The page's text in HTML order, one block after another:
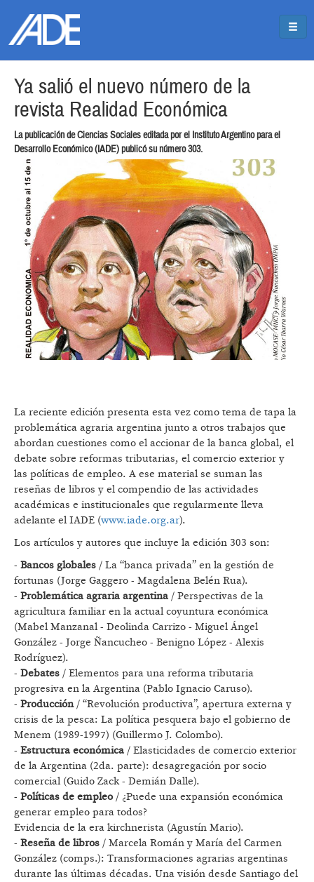
Ya salió el nuevo número de la
revista Realidad Económica
La publicación de Ciencias Sociales editada por el Instituto Argentino para el
Desarrollo Económico (IADE) publicó su número 303.
La reciente edición presenta esta vez como tema de tapa la
problemática agraria argentina junto a otros trabajos que
abordan cuestiones como el accionar de la banca global, el
debate sobre reformas tributarias, el comercio exterior y
las políticas de empleo. A ese material se suman las
reseñas de libros y el compendio de las actividades
académicas e institucionales que regularmente lleva
adelante el IADE (www.iade.org.ar).
Los artículos y autores que incluye la edición 303 son:
- Bancos globales / La “banca privada” en la gestión de
fortunas (Jorge Gaggero - Magdalena Belén Rua).
- Problemática agraria argentina / Perspectivas de la
agricultura familiar en la actual coyuntura económica
(Mabel Manzanal - Deolinda Carrizo - Miguel Ángel
González - Jorge Ñancucheo - Benigno López - Alexis
Rodríguez).
- Debates / Elementos para una reforma tributaria
progresiva en la Argentina (Pablo Ignacio Caruso).
- Producción/ “Revolución productiva”, apertura externa y
crisis de la pesca: La política pesquera bajo el gobierno de
Menem (1989-1997) (Guillermo J. Colombo).
- Estructura económica / Elasticidades de comercio exterior
de la Argentina (2da. parte): desagregación por socio
comercial (Guido Zack - Demián Dalle).
- Políticas de empleo/ ¿Puede una expansión económica
generar empleo para todos?
Evidencia de la era kirchnerista (Agustín Mario).
- Reseña de libros / Marcela Román y María del Carmen
González (comps.): Transformaciones agrarias argentinas
durante las últimas décadas. Una visión desde Santiago del